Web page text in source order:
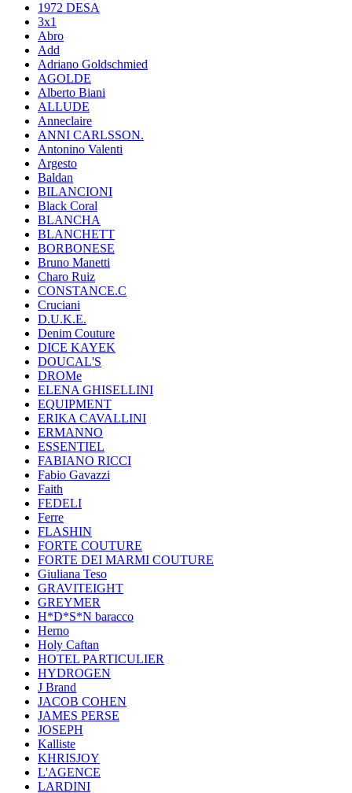
1972 DESA
3x1
Abro
Add
Adriano Goldschmied
AGOLDE
Alberto Biani
ALLUDE
Anneclaire
ANNI CARLSSON.
Antonino Valenti
Argesto
Baldan
BILANCIONI
Black Coral
BLANCHA
BLANCHETT
BORBONESE
Bruno Manetti
Charo Ruiz
CONSTANCE.C
Cruciani
D.U.K.E.
Denim Couture
DICE KAYEK
DOUCAL'S
DROMe
ELENA GHISELLINI
EQUIPMENT
ERIKA CAVALLINI
ERMANNO
ESSENTIEL
FABIANO RICCI
Fabio Gavazzi
Faith
FEDELI
Ferre
FLASHIN
FORTE COUTURE
FORTE DEI MARMI COUTURE
Giuliana Teso
GRAVITEIGHT
GREYMER
H*D*S*N baracco
Herno
Holy Caftan
HOTEL PARTICULIER
HYDROGEN
J Brand
JACOB COHEN
JAMES PERSE
JOSEPH
Kalliste
KHRISJOY
L'AGENCE
LARDINI